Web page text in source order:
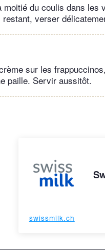
moitié du coulis dans
verser
sur les
paille. Servir aussitôt.
swissmilk.ch